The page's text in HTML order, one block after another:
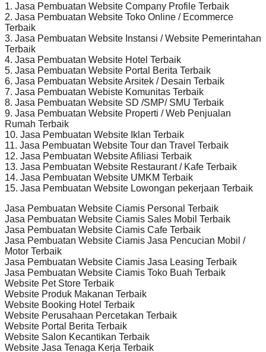
1. Jasa Pembuatan Website Company Profile Terbaik
2. Jasa Pembuatan Website Toko Online / Ecommerce
Terbaik
3. Jasa Pembuatan Website Instansi / Website Pemerintahan
Terbaik
4. Jasa Pembuatan Website Hotel Terbaik
5. Jasa Pembuatan Website Portal Berita Terbaik
6. Jasa Pembuatan Website Arsitek / Desain Terbaik
7. Jasa Pembuatan Webiste Komunitas Terbaik
8. Jasa Pembuatan Website SD /SMP/ SMU Terbaik
9. Jasa Pembuatan Website Properti / Web Penjualan
Rumah Terbaik
10. Jasa Pembuatan Website Iklan Terbaik
11. Jasa Pembuatan Website Tour dan Travel Terbaik
12. Jasa Pembuatan Website Afiliasi Terbaik
13. Jasa Pembuatan Website Restaurant / Kafe Terbaik
14. Jasa Pembuatan Website UMKM Terbaik
15. Jasa Pembuatan Website Lowongan pekerjaan Terbaik
Jasa Pembuatan Website Ciamis Personal Terbaik
Jasa Pembuatan Website Ciamis Sales Mobil Terbaik
Jasa Pembuatan Website Ciamis Cafe Terbaik
Jasa Pembuatan Website Ciamis Jasa Pencucian Mobil /
Motor Terbaik
Jasa Pembuatan Website Ciamis Jasa Leasing Terbaik
Jasa Pembuatan Website Ciamis Toko Buah Terbaik
Website Pet Store Terbaik
Website Produk Makanan Terbaik
Website Booking Hotel Terbaik
Website Perusahaan Percetakan Terbaik
Website Portal Berita Terbaik
Website Salon Kecantikan Terbaik
Website Jasa Tenaga Kerja Terbaik